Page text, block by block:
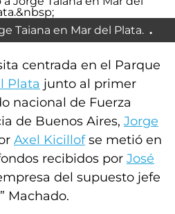
Taiana en Mar del Plata.
centrada en el Parque
Plata junto al primer
nacional de Fuerza
de Buenos Aires, Jorge
Axel Kicillofse metió en
recibidos por José
del supuesto jefe
Machado.